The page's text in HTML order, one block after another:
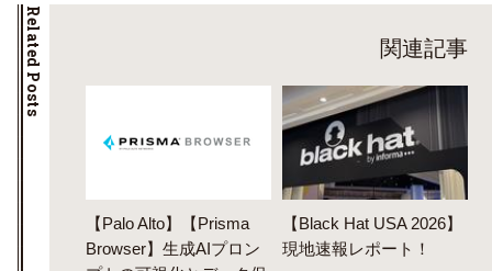
Related Posts 関連記事
【Palo Alto】【Prisma
Browser】生成AIプロン
【Black Hat USA 2026】
現地速報レポート！